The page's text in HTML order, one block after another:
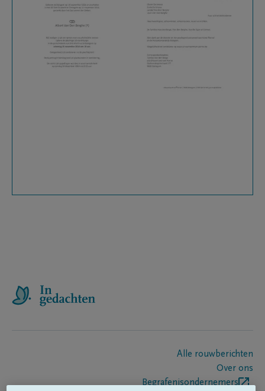
Alle rouwberichten
Over ons
Begrafenisondernemers